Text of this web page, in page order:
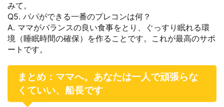
みて。
Q5. パパができる一番のプレコンは何？
A. ママがバランスの良い食事をとり、ぐっすり眠れる環
境（睡眠時間の確保）を作ることです。これが最高のサポ
ートです。
まとめ：ママへ。あなたは一人で頑張らな
くていい、船長です